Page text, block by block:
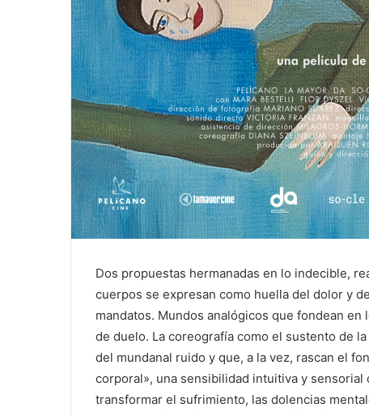
Dos propuestas hermanadas en lo indecible,
cuerpos se expresan como huella del dolor y
mandatos. Mundos analógicos que fondean
de duelo. La coreografía como el sustento de
del mundanal ruido y que, a la vez, rascan el
corporal», una sensibilidad intuitiva y
transformar el sufrimiento, las dolencias